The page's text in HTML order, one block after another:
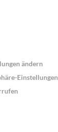
ändern
Einstellungen